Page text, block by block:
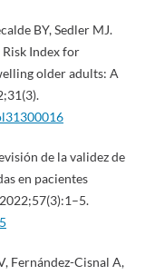
BY, Sedler MJ.
Index for
older adults: A
de la validez de
en pacientes
Fernández-Cisnal A,